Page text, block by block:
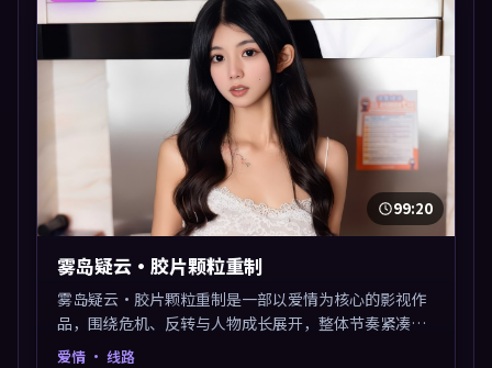
99:20
雾岛疑云·胶片颗粒重制
雾岛疑云·胶片颗粒重制是一部以爱情为核心的影视作
品，围绕危机、反转与人物成长展开，整体节奏紧凑，
值得推荐观看。
爱情 · 线路